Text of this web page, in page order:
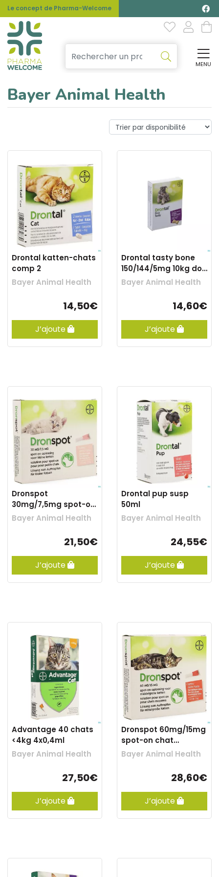
Le concept de Pharma-Welcome
MENU
Bayer Animal Health
Drontal katten-chats
comp 2
Bayer Animal Health
14,50€
J’ajoute
Drontal tasty bone
150/144/5mg 10kg dog
comp 2
Bayer Animal Health
14,60€
J’ajoute
Dronspot
30mg/7,5mg spot-on
chat p.>0,5-2,5kg
pip2
Bayer Animal Health
21,50€
J’ajoute
Drontal pup susp
50ml
Bayer Animal Health
24,55€
J’ajoute
Advantage 40 chats
<4kg 4x0,4ml
Bayer Animal Health
27,50€
J’ajoute
Dronspot 60mg/15mg
spot-on chat
moyen>2,5-5kg pip2
Bayer Animal Health
28,60€
J’ajoute